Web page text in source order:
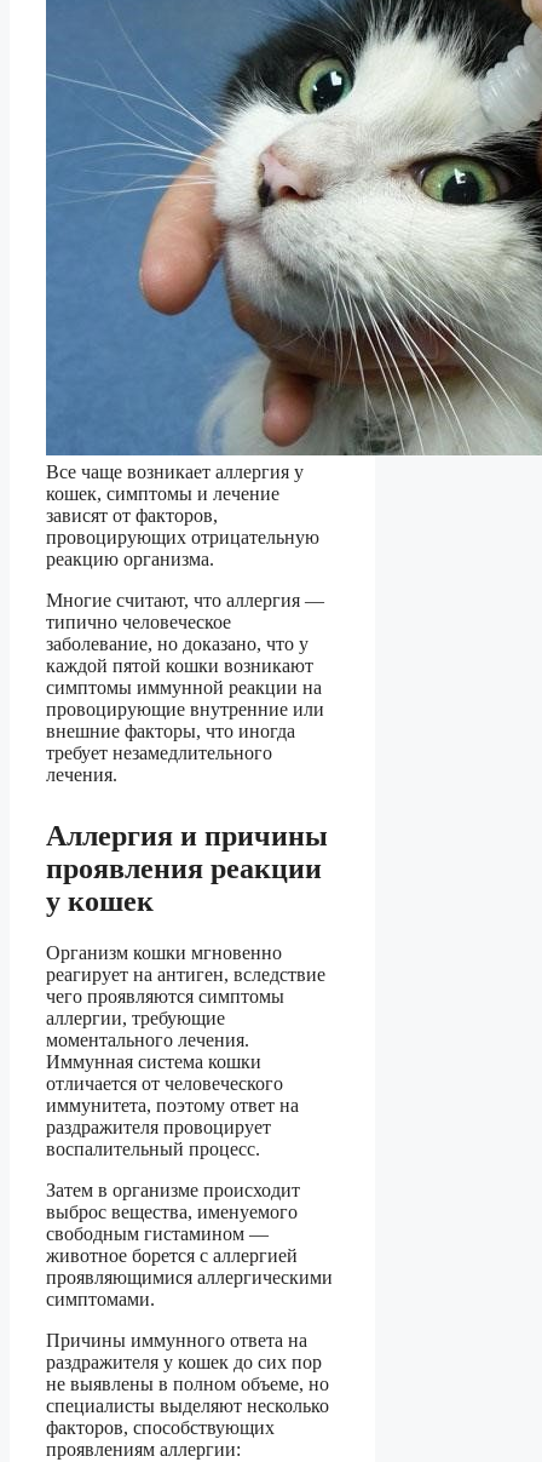
Все чаще возникает аллергия у
кошек, симптомы и лечение
зависят от факторов,
провоцирующих отрицательную
реакцию организма.
Многие считают, что аллергия —
типично человеческое
заболевание, но доказано, что у
каждой пятой кошки возникают
симптомы иммунной реакции на
провоцирующие внутренние или
внешние факторы, что иногда
требует незамедлительного
лечения.
Аллергия и причины
проявления реакции
у кошек
Организм кошки мгновенно
реагирует на антиген, вследствие
чего проявляются симптомы
аллергии, требующие
моментального лечения.
Иммунная система кошки
отличается от человеческого
иммунитета, поэтому ответ на
раздражителя провоцирует
воспалительный процесс.
Затем в организме происходит
выброс вещества, именуемого
свободным гистамином —
животное борется с аллергией
проявляющимися аллергическими
симптомами.
Причины иммунного ответа на
раздражителя у кошек до сих пор
не выявлены в полном объеме, но
специалисты выделяют несколько
факторов, способствующих
проявлениям аллергии: